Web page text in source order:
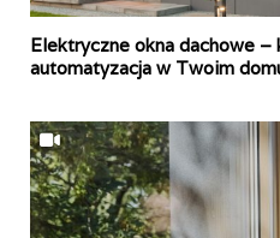
Elektryczne okna dachowe
automatyzacja w Twoim